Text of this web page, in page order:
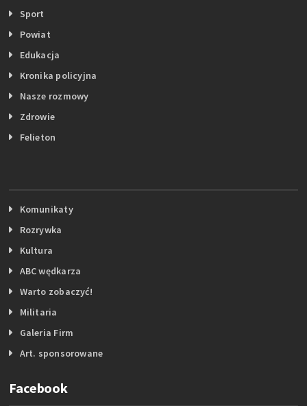
Sport
Powiat
Edukacja
Kronika policyjna
Nasze rozmowy
Zdrowie
Felieton
Komunikaty
Rozrywka
Kultura
ABC wędkarza
Warto zobaczyć!
Militaria
Galeria Firm
Art. sponsorowane
Facebook